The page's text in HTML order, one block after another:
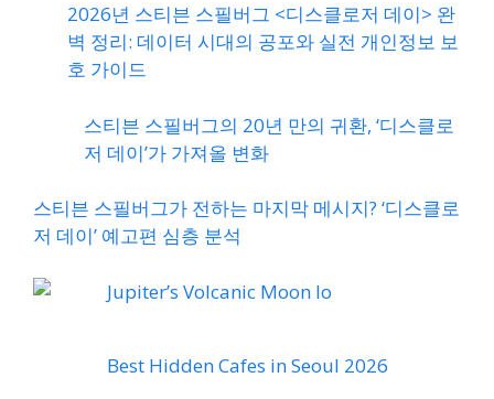
2026년 스티븐 스필버그 <디스클로저 데이> 완
벽 정리: 데이터 시대의 공포와 실전 개인정보 보
호 가이드
스티븐 스필버그의 20년 만의 귀환, ‘디스클로
저 데이’가 가져올 변화
스티븐 스필버그가 전하는 마지막 메시지? ‘디스클로
저 데이’ 예고편 심층 분석
Jupiter’s Volcanic Moon Io
Best Hidden Cafes in Seoul 2026